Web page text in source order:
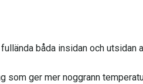
båda insidan och utsidan
som ger mer noggrann